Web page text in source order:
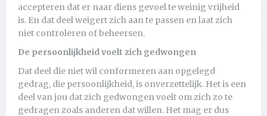
accepteren dat er naar diens gevoel te weinig vrijheid
is. En dat deel weigert zich aan te passen en laat zich
niet controleren of beheersen.
De persoonlijkheid voelt zich gedwongen
Dat deel die niet wil conformeren aan opgelegd
gedrag, die persoonlijkheid, is onverzettelijk. Het is een
deel van jou dat zich gedwongen voelt om zich zo te
gedragen zoals anderen dat willen. Het mag er dus